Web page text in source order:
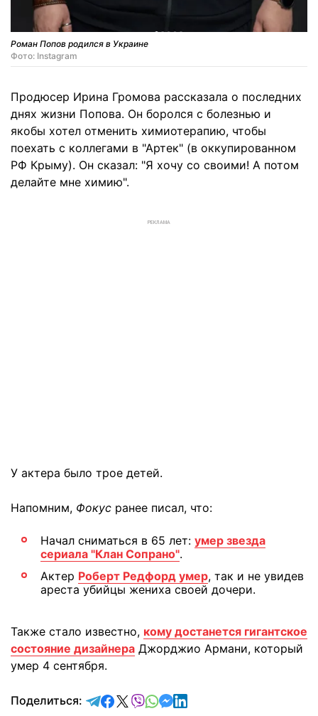
Роман Попов родился в Украине
Фото: Instagram
Продюсер Ирина Громова рассказала о последних
днях жизни Попова. Он боролся с болезнью и
якобы хотел отменить химиотерапию, чтобы
поехать с коллегами в "Артек" (в оккупированном
РФ Крыму). Он сказал: "Я хочу со своими! А потом
делайте мне химию".
РЕКЛАМА
У актера было трое детей.
Напомним, Фокус ранее писал, что:
Начал сниматься в 65 лет: умер звезда
сериала "Клан Сопрано".
Актер Роберт Редфорд умер, так и не увидев
ареста убийцы жениха своей дочери.
Также стало известно, кому достанется гигантское
состояние дизайнера Джорджио Армани, который
умер 4 сентября.
Поделиться: отправить в Telegram
поделиться в Facebook
поделиться в X
отправить в Viber
отправить в Whatsapp
отправить в Messenger
отправить в LinkedIn